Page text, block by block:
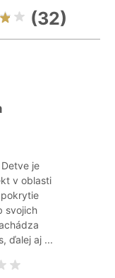
(32)
je
v oblasti
svojich
ďalej aj ...